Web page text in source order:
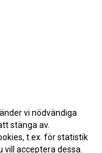
vi nödvändiga
stänga av.
t.ex. för statistik
acceptera dessa.